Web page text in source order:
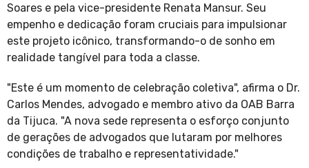
Soares e pela vice-presidente Renata Mansur. Seu
empenho e dedicação foram cruciais para impulsionar
este projeto icônico, transformando-o de sonho em
realidade tangível para toda a classe.
"Este é um momento de celebração coletiva", afirma o Dr.
Carlos Mendes, advogado e membro ativo da OAB Barra
da Tijuca. "A nova sede representa o esforço conjunto
de gerações de advogados que lutaram por melhores
condições de trabalho e representatividade."